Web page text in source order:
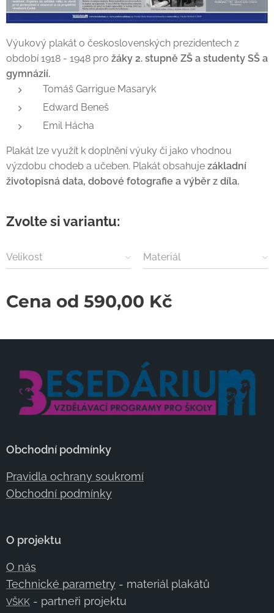
Výukový plakát o československých prezidentech z
období 1918 - 1948 pro žáky 2. stupně ZŠ a studenty SŠ a
gymnázií.
Tomáš Garrigue Masaryk
Edward Beneš
Emil Hácha
Plakát lze využít k doplnění výuky či jako vhodnou
výzdobu chodeb a učeben. Plakát obsahuje základní
životopisná data, dobové fotografie a výběr z díla.
Zvolte si variantu:
Velikost Materiál
Cena od 590,00 Kč
Obchodní podmínky
Pravidla ochrany soukromí
Obchodní podmínky
O projektu
O nás
Technické parametry - materiál plakátů
VŠKK - partneři projektu